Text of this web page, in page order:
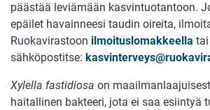
päästää leviämään kasvintuotantoon.
epäilet havainneesi taudin oireita,
Ruokavirastoon ilmoituslomakkeella tai
sähköpostitse:
Xylella fastidiosa on
haitallinen bakteeri, jota ei saa esiintyä